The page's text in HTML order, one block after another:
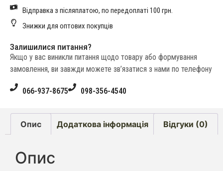
Відправка з післяплатою, по передоплаті 100 грн.
Знижки для оптових покупців
Залишилися питання?
Якщо у вас виникли питання щодо товару або формування
замовлення, ви завжди можете зв’язатися з нами по телефону
066-937-8675 098-356-4540
Опис Додаткова інформація Відгуки (0)
Опис